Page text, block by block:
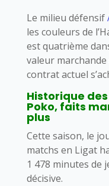
Le milieu défensif
les couleurs de
est quatrième
valeur marchande
contrat actuel
Historique
Poko, faits
plus
Cette saison, le
matchs en Ligat
1 478 minutes de
décisive.